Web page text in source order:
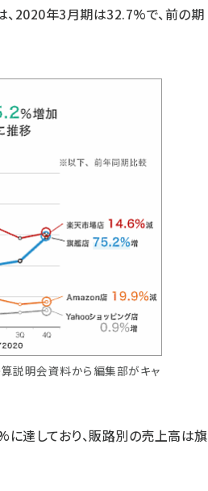
、2020年3月期は32.7%で、前の期
説明会資料から編集部がキャ
達しており、販路別の売上高は旗